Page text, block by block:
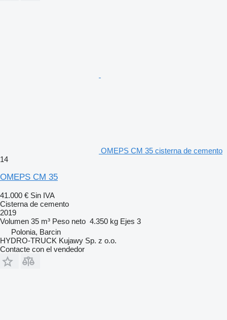
OMEPS CM 35 cisterna de cemento
14
OMEPS CM 35
41.000 € Sin IVA
Cisterna de cemento
2019
Volumen 35 m³ Peso neto 4.350 kg Ejes 3
Polonia, Barcin
HYDRO-TRUCK Kujawy Sp. z o.o.
Contacte con el vendedor